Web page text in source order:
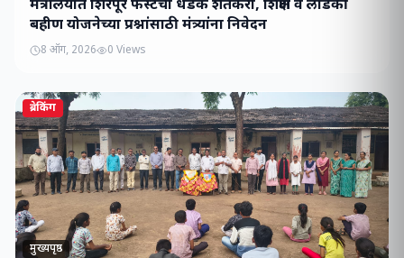
मंत्रालयात शिरपूर फर्स्टची धडक शेतकरी, शिक्षण व लाडकी
बहीण योजनेच्या प्रश्नांसाठी मंत्र्यांना निवेदन
8 ऑग, 2026 0 Views
ब्रेकिंग
मुख्यपृष्ठ